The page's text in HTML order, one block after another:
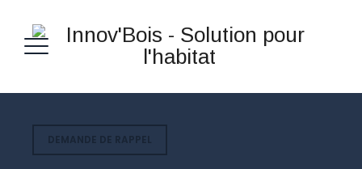
DEMANDE DE RAPPEL